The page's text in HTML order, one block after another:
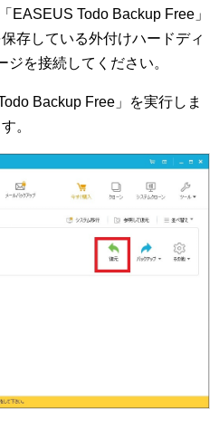
EASEUS Todo Backup Free」
存している外付けハードディ
ジを接続してください。
Backup Free」を実行しま
す。